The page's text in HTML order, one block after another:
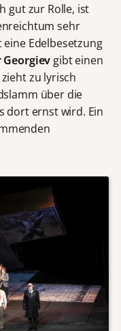
gut zur Rolle, ist
sehr
eine Edelbesetzung
gibt einen
zu lyrisch
über die
dort ernst wird. Ein